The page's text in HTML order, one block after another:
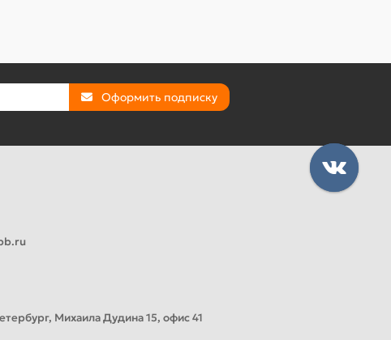
Оформить подписку
Михаила Дудина 15, офис 41